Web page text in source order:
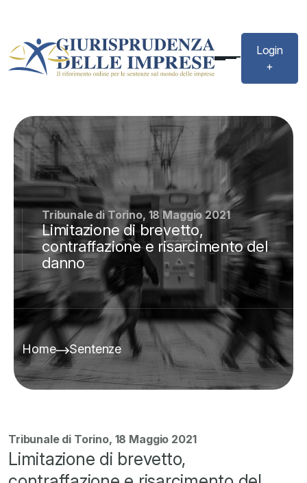
Login
+
Tribunale di Torino, 18 Maggio 2021
Limitazione di brevetto,
contraffazione e risarcimento del
danno
Home Sentenze
Tribunale di Torino, 18 Maggio 2021
Limitazione di brevetto,